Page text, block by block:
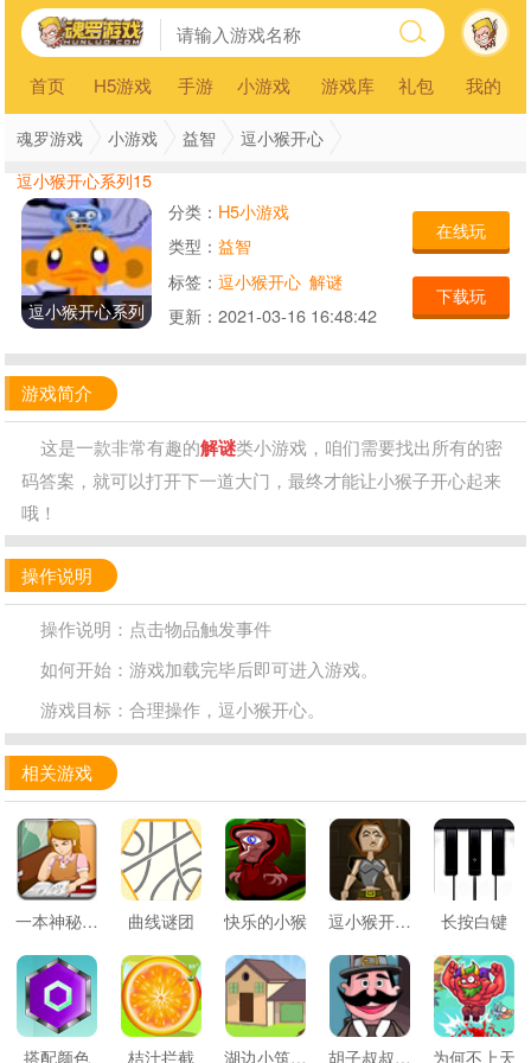
首页 H5游戏 手游 小游戏 游戏库 礼包 我的
魂罗游戏 小游戏 益智 逗小猴开心
逗小猴开心系列15
逗小猴开心系列
分类： H5小游戏
类型： 益智
标签： 逗小猴开心 解谜
更新： 2021-03-16 16:48:42
在线玩
下载玩
游戏简介
这是一款非常有趣的解谜类小游戏，咱们需要找出所有的密
码答案，就可以打开下一道大门，最终才能让小猴子开心起来
哦！
操作说明
操作说明：点击物品触发事件
如何开始：游戏加载完毕后即可进入游戏。
游戏目标：合理操作，逗小猴开心。
相关游戏
一本神秘魔法书 曲线谜团 快乐的小猴 逗小猴开心系列464 长按白键
搭配颜色 桔汁拦截 湖边小筑逃生 胡子叔叔逃脱 为何不上天